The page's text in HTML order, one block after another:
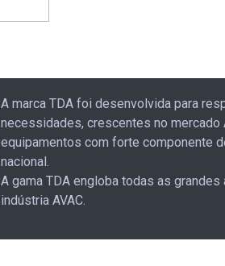
A marca TDA foi desenvolvida para
necessidades, crescentes no mercado
equipamentos com forte componente
nacional.
A gama TDA engloba todas as grandes
indústria AVAC.